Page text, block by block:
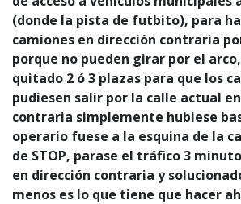
(donde la pista de futbito), para
camiones en dirección contraria
porque no pueden girar por el
quitado 2 ó 3 plazas para que los
pudiesen salir por la calle actual
contraria simplemente hubiese
operario fuese a la esquina de la
de STOP, parase el tráfico 3
en dirección contraria y
menos es lo que tiene que hacer